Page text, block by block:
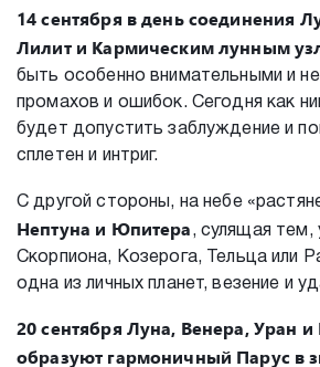
14 сентября в день соединения
Лилит и Кармическим лунным
быть особенно внимательными и
промахов и ошибок. Сегодня как
будет допустить заблуждение и
сплетен и интриг.
С другой стороны, на небе
Нептуна и Юпитера , сулящая тем,
Скорпиона, Козерога, Тельца или
одна из личных планет, везение и
20 сентября Луна, Венера, Уран
образуют гармоничный Парус в